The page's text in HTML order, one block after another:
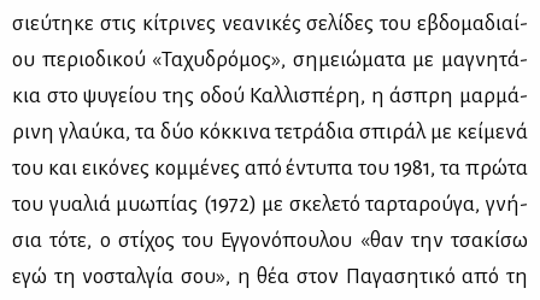
σιεύ­τη­κε στις κί­τρι­νες νε­α­νι­κές σε­λί­δες του εβδο­μα­διαί­
ου πε­ριο­δι­κού «Τα­χυ­δρό­μος», ση­μειώ­μα­τα με μα­γνη­τά­
κια στο ψυ­γεί­ου της οδού Καλ­λι­σπέ­ρη, η άσπρη μαρ­μά­
ρι­νη γλαύ­κα, τα δύο κόκ­κι­να τε­τρά­δια σπι­ράλ με κεί­με­νά
του και ει­κό­νες κομ­μέ­νες από έντυ­πα του 1981, τα πρώ­τα
του γυα­λιά μυω­πί­ας (1972) με σκε­λε­τό ταρ­τα­ρού­γα, γνή­
σια τό­τε, ο στί­χος του Εγ­γο­νό­που­λου «θαν την τσα­κί­σω
εγώ τη νο­σταλ­γία σου», η θέα στον Πα­γα­ση­τι­κό από τη